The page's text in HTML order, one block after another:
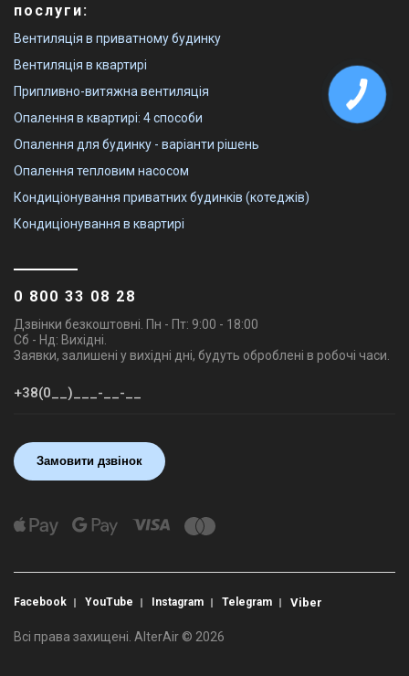
послуги:
Вентиляція в приватному будинку
Вентиляція в квартирі
Припливно-витяжна вентиляція
Опалення в квартирі: 4 способи
Опалення для будинку - варіанти рішень
Опалення тепловим насосом
Кондиціонування приватних будинків (котеджів)
Кондиціонування в квартирі
0 800 33 08 28
Дзвінки безкоштовні. Пн - Пт: 9:00 - 18:00
Сб - Нд: Вихідні.
Заявки, залишені у вихідні дні, будуть оброблені в робочі часи.
Замовити дзвінок
Facebook YouTube Instagram Telegram Viber
Всі права захищені. AlterAir © 2026